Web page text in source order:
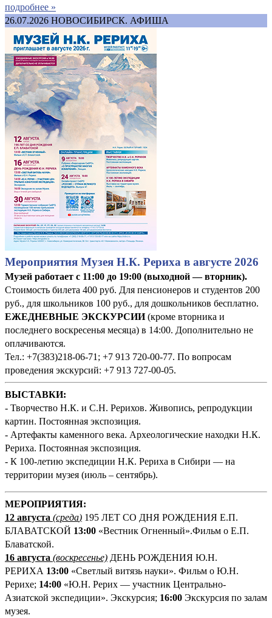
подробнее »
26.07.2026 НОВОСИБИРСК. АФИША
Мероприятия Музея Н.К. Рериха в августе 2026
Музей работает с 11:00 до 19:00 (выходной — вторник).
Стоимость билета 400 руб. Для пенсионеров и студентов 200
руб., для школьников 100 руб., для дошкольников бесплатно.
ЕЖЕДНЕВНЫЕ ЭКСКУРСИИ(кроме вторника и
последнего воскресенья месяца) в 14:00. Дополнительно не
оплачиваются.
Тел.: +7(383)218-06-71; +7 913 720-00-77. По вопросам
проведения экскурсий: +7 913 727-00-05.
ВЫСТАВКИ:
- Творчество Н.К. и С.Н. Рерихов. Живопись, репродукции
картин. Постоянная экспозиция.
- Артефакты каменного века. Археологические находки Н.К.
Рериха. Постоянная экспозиция.
- К 100-летию экспедиции Н.К. Рериха в Сибири — на
территории музея (июль – сентябрь).
МЕРОПРИЯТИЯ:
12 августа (среда) 195 ЛЕТ СО ДНЯ РОЖДЕНИЯ Е.П.
БЛАВАТСКОЙ 13:00 «Вестник Огненный».Фильм о Е.П.
Блаватской.
16 августа (воскресенье) ДЕНЬ РОЖДЕНИЯ Ю.Н.
РЕРИХА 13:00 «Светлый витязь науки». Фильм о Ю.Н.
Рерихе; 14:00 «Ю.Н. Рерих — участник Центрально-
Азиатской экспедиции». Экскурсия; 16:00 Экскурсия по залам
музея.